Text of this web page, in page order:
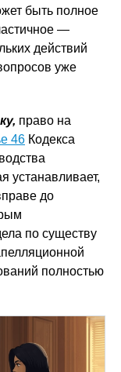
быть полное
—
действий
уже
право на
46 Кодекса
устанавливает,
до
по существу
полностью